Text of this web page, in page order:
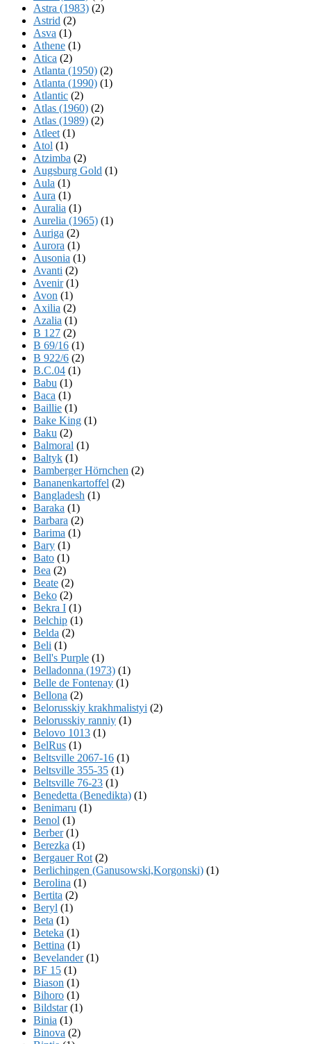
Astra (1983) (2)
Astrid (2)
Asva (1)
Athene (1)
Atica (2)
Atlanta (1950) (2)
Atlanta (1990) (1)
Atlantic (2)
Atlas (1960) (2)
Atlas (1989) (2)
Atleet (1)
Atol (1)
Atzimba (2)
Augsburg Gold (1)
Aula (1)
Aura (1)
Auralia (1)
Aurelia (1965) (1)
Auriga (2)
Aurora (1)
Ausonia (1)
Avanti (2)
Avenir(1)
Avon (1)
Axilia (2)
Azalia (1)
B 127 (2)
B 69/16 (1)
B 922/6 (2)
B.C.04 (1)
Babu (1)
Baca (1)
Baillie (1)
Bake King (1)
Baku (2)
Balmoral (1)
Baltyk (1)
Bamberger Hörnchen (2)
Bananenkartoffel (2)
Bangladesh (1)
Baraka (1)
Barbara (2)
Barima (1)
Bary (1)
Bato (1)
Bea (2)
Beate (2)
Beko (2)
Bekra I (1)
Belchip (1)
Belda (2)
Beli (1)
Bell's Purple (1)
Belladonna (1973) (1)
Belle de Fontenay (1)
Bellona (2)
Belorusskiy krakhmalistyi (2)
Belorusskiy ranniy (1)
Belovo 1013 (1)
BelRus (1)
Beltsville 2067-16 (1)
Beltsville 355-35 (1)
Beltsville 76-23 (1)
Benedetta (Benedikta) (1)
Benimaru (1)
Benol (1)
Berber(1)
Berezka (1)
Bergauer Rot (2)
Berlichingen (Ganusowski,Korgonski) (1)
Berolina (1)
Bertita (2)
Beryl (1)
Beta (1)
Beteka (1)
Bettina (1)
Bevelander(1)
BF 15 (1)
Biason (1)
Bihoro (1)
Bildstar(1)
Binia (1)
Binova (2)